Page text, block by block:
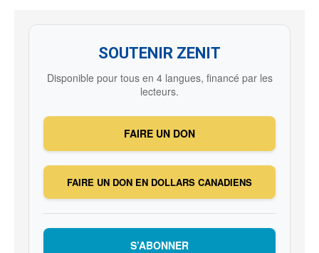
SOUTENIR ZENIT
Disponible pour tous en 4 langues, financé par les
lecteurs.
FAIRE UN DON
FAIRE UN DON EN DOLLARS CANADIENS
S’ABONNER